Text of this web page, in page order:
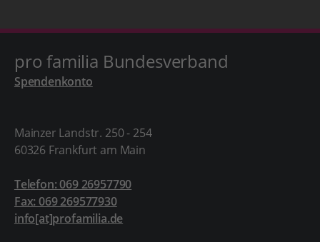
pro familia Bundesverband
Spendenkonto
Mainzer Landstr. 250 - 254
60326 Frankfurt am Main
Telefon: 069 26957790
Fax: 069 269577930
info[at]profamilia.de